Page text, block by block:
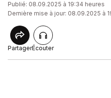
Publié: 08.09.2025 à 19:34 heures
Dernière mise à jour: 08.09.2025 à
PartagerÉcouter